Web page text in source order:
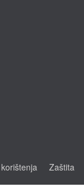
Zaštita